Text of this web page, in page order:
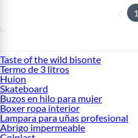
1
Taste of the wild bisonte
Termo de 3 litros
Huion
Skateboard
Buzos en hilo para mujer
Boxer ropa interior
Lampara para uñas profesional
Abrigo impermeable